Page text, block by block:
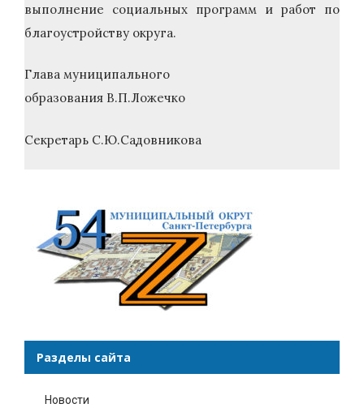
выполнение социальных программ и работ по
благоустройству округа.
Глава муниципального
образования В.П.Ложечко
Секретарь С.Ю.Садовникова
Разделы сайта
Новости